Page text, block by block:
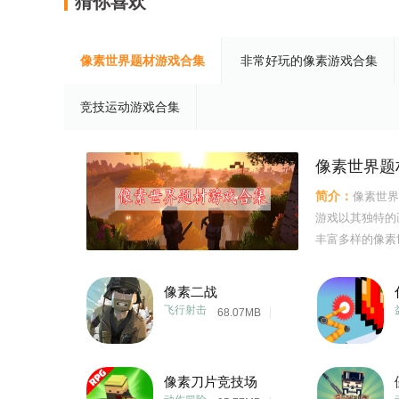
像素世界题材游戏合集 非常好玩的像素游戏合集
竞技运动游戏合集
像素世界
简介： 像素世
游戏以其独特
丰富多样的像
开谜题，战胜
色互动，完成
像素二战
68.07MB
飞行射击
像素刀片竞技场